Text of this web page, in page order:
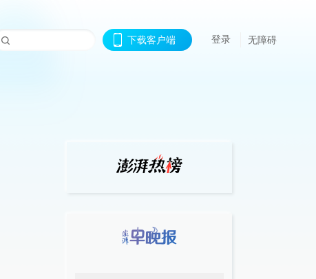
下载客户端 登录 无障碍